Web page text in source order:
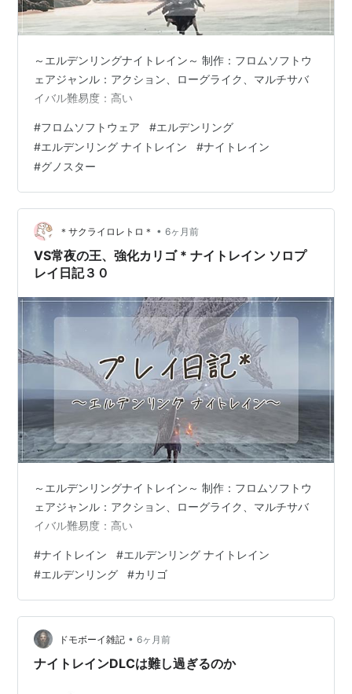
～エルデンリングナイトレイン～ 制作：フロムソフトウ
ェアジャンル：アクション、ローグライク、マルチサバ
イバル難易度：高い
#フロムソフトウェア #エルデンリング
#エルデンリング ナイトレイン #ナイトレイン
#グノスター
＊サクライロレトロ＊ • 6ヶ月前
VS常夜の王、強化カリゴ * ナイトレイン ソロプ
レイ日記３０
～エルデンリングナイトレイン～ 制作：フロムソフトウ
ェアジャンル：アクション、ローグライク、マルチサバ
イバル難易度：高い
#ナイトレイン #エルデンリング ナイトレイン
#エルデンリング #カリゴ
ドモボーイ雑記 • 6ヶ月前
ナイトレインDLCは難し過ぎるのか